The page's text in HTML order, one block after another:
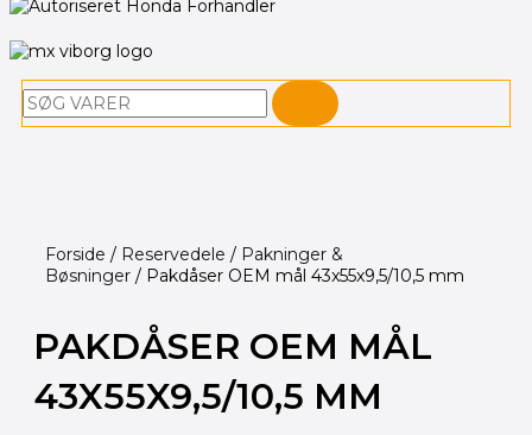
Søg
Forside / Reservedele / Pakninger &
Bøsninger / Pakdåser OEM mål 43x55x9,5/10,5 mm
PAKDÅSER OEM MÅL
43X55X9,5/10,5 MM